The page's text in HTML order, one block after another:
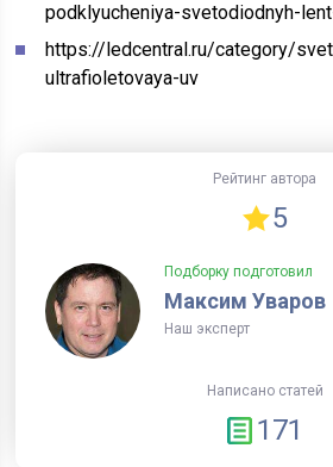
podklyucheniya-svetodiodnyh-
https://ledcentral.ru/category/
ultrafioletovaya-uv
Рейтинг автора
5
Подборку подготовил
Максим Уваров
Наш эксперт
Написано статей
171